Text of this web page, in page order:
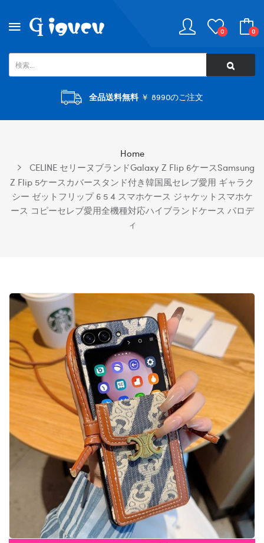
0 0
全品送料無料￥ 8990のご注文
Home
CELINE セリーヌブランドGalaxy Z Flip 6ケースsamsung
Z Flip 5ケースカバースタンド付き韓国風セレブ愛用 ギャラク
シー ゼットフリップ 6 5 4 スマホケース ジャケットスマホケ
ース コピーセレブ愛用全機種対応ハイブランドケース パロデ
ィ